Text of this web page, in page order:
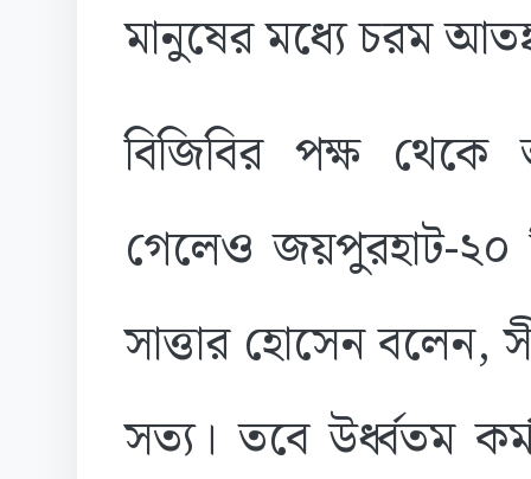
মানুষের মধ্যে চরম
বিজিবির পক্ষ থেকে
গেলেও জয়পুরহাট-২০
সাত্তার হোসেন বলেন,
সত্য। তবে উর্ধ্বতম